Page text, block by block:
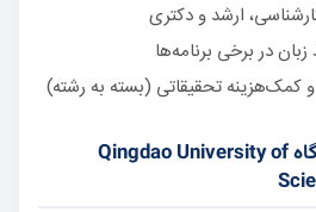
ارشد و دکتری
در برخی برنامه‌ها
کمک‌هزینه تحقیقاتی (بسته به رشته)
شرایط پذیرش در دانشگاه Qingdao University of